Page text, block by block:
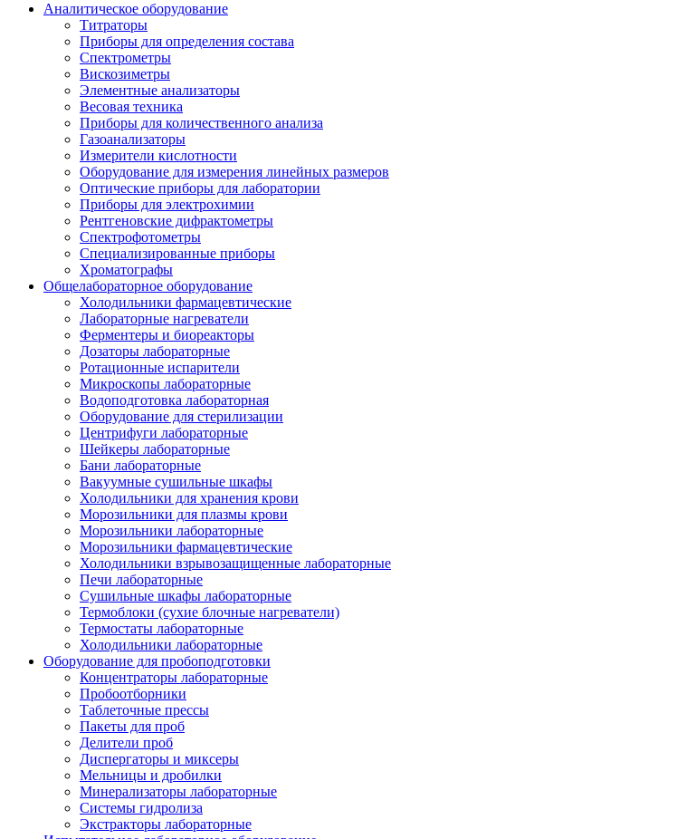
Аналитическое оборудование
Титраторы
Приборы для определения состава
Спектрометры
Вискозиметры
Элементные анализаторы
Весовая техника
Приборы для количественного анализа
Газоанализаторы
Измерители кислотности
Оборудование для измерения линейных размеров
Оптические приборы для лаборатории
Приборы для электрохимии
Рентгеновские дифрактометры
Спектрофотометры
Специализированные приборы
Хроматографы
Общелабораторное оборудование
Холодильники фармацевтические
Лабораторные нагреватели
Ферментеры и биореакторы
Дозаторы лабораторные
Ротационные испарители
Микроскопы лабораторные
Водоподготовка лабораторная
Оборудование для стерилизации
Центрифуги лабораторные
Шейкеры лабораторные
Бани лабораторные
Вакуумные сушильные шкафы
Холодильники для хранения крови
Морозильники для плазмы крови
Морозильники лабораторные
Морозильники фармацевтические
Холодильники взрывозащищенные лабораторные
Печи лабораторные
Сушильные шкафы лабораторные
Термоблоки (сухие блочные нагреватели)
Термостаты лабораторные
Холодильники лабораторные
Оборудование для пробоподготовки
Концентраторы лабораторные
Пробоотборники
Таблеточные прессы
Пакеты для проб
Делители проб
Диспергаторы и миксеры
Мельницы и дробилки
Минерализаторы лабораторные
Системы гидролиза
Экстракторы лабораторные